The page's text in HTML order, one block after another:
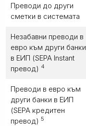
Преводи до други
сметки в системата
Незабавни преводи в
евро към други банки
в ЕИП (SEPA Instant
превод) 4
Преводи в евро към
други банки в ЕИП
(SEPA кредитен
превод) 5